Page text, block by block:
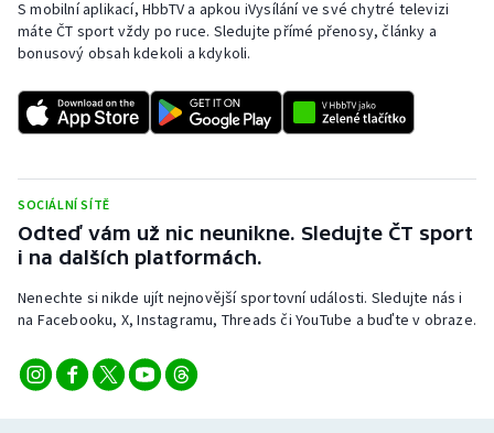
Rychlostní kanoistika
Short track
Sportovní střelba
Stolní tenis
Triatlon
Vodní slalom
Volejbal
S mobilní aplikací, HbbTV a apkou iVysílání ve své chytré televizi
máte ČT sport vždy po ruce. Sledujte přímé přenosy, články a
bonusový obsah kdekoli a kdykoli.
SOCIÁLNÍ SÍTĚ
Odteď vám už nic neunikne. Sledujte ČT sport
i na dalších platformách.
Nenechte si nikde ujít nejnovější sportovní události. Sledujte nás i
na Facebooku, X, Instagramu, Threads či YouTube a buďte v obraze.